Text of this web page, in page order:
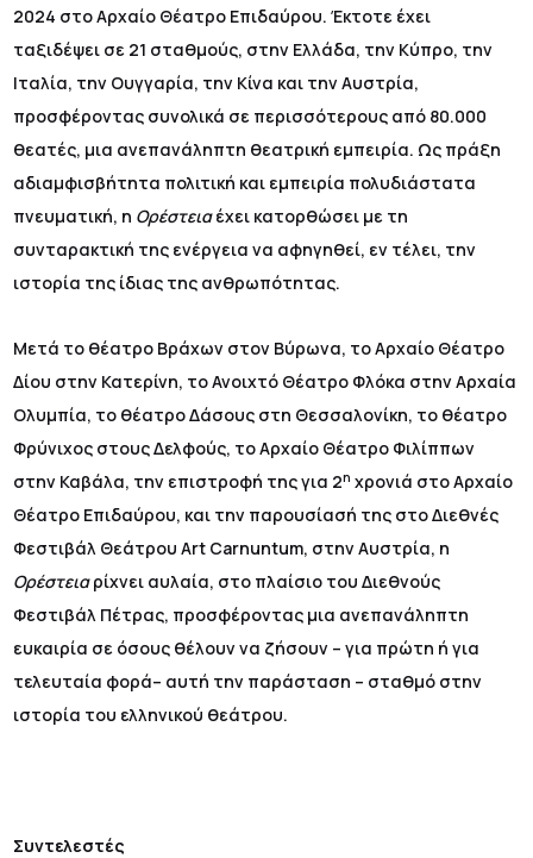
2024 στο Αρχαίο Θέατρο Επιδαύρου. Έκτοτε έχει
ταξιδέψει σε 21 σταθμούς, στην Ελλάδα, την Κύπρο, την
Ιταλία, την Ουγγαρία, την Κίνα και την Αυστρία,
προσφέροντας συνολικά σε περισσότερους από 80.000
θεατές, μια ανεπανάληπτη θεατρική εμπειρία. Ως πράξη
αδιαμφισβήτητα πολιτική και εμπειρία πολυδιάστατα
πνευματική, η Ορέστειαέχει κατορθώσει με τη
συνταρακτική της ενέργεια να αφηγηθεί, εν τέλει, την
ιστορία της ίδιας της ανθρωπότητας.
Μετά το θέατρο Βράχων στον Βύρωνα, το Αρχαίο Θέατρο
Δίου στην Κατερίνη, το Ανοιχτό Θέατρο Φλόκα στην Αρχαία
Ολυμπία, το θέατρο Δάσους στη Θεσσαλονίκη, το θέατρο
Φρύνιχος στους Δελφούς, το Αρχαίο Θέατρο Φιλίππων
στην Καβάλα, την επιστροφή της για 2η χρονιά στο Αρχαίο
Θέατρο Επιδαύρου, και την παρουσίασή της στο Διεθνές
Φεστιβάλ Θεάτρου Art Carnuntum, στην Αυστρία, η
Ορέστειαρίχνει αυλαία, στο πλαίσιο του Διεθνούς
Φεστιβάλ Πέτρας, προσφέροντας μια ανεπανάληπτη
ευκαιρία σε όσους θέλουν να ζήσουν – για πρώτη ή για
τελευταία φορά– αυτή την παράσταση – σταθμό στην
ιστορία του ελληνικού θεάτρου.
Συντελεστές